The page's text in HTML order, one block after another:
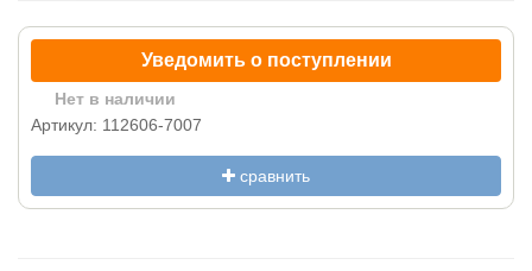
Уведомить о поступлении
Нет в наличии
Артикул: 112606-7007
сравнить